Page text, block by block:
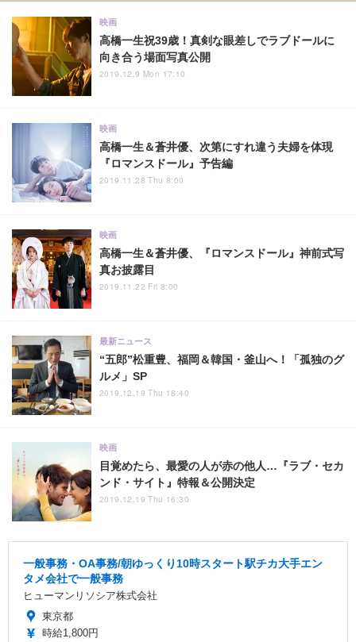
高橋一生祝39歳！真剣な眼差しでラブドールに
向き合う場面写真公開
映画
2019.12.9 Mon 17:10
高橋一生＆蒼井優、次第にすれ違う夫婦を体現
『ロマンスドール』予告編
映画
2019.11.28 Thu 8:00
高橋一生＆蒼井優、『ロマンスドール』神前式写
真お披露目
映画
2019.11.22 Fri 8:00
“五郎”松重豊、福岡＆韓国・釜山へ！「孤独のグ
ルメ」SP
最新ニュース
2019.12.19 Thu 18:40
目覚めたら、最愛の人が赤の他人…『ラブ・セカ
ンド・サイト』特報＆公開決定
映画
2019.12.19 Thu 16:30
一般事務・OA事務/朝ゆっくり10時スタート駅チカ大手エン
タメ会社で一般事務
ヒューマンリソシア株式会社
東京都
時給1,800円